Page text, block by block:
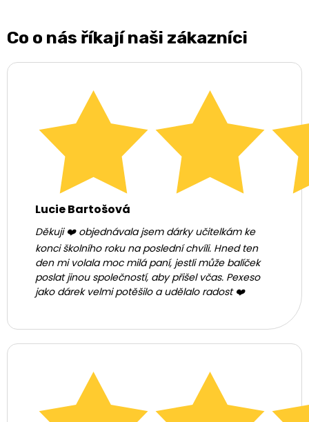
Co o nás říkají naši zákazníci
Lucie Bartošová
Děkuji ❤️ objednávala jsem dárky učitelkám ke
konci školního roku na poslední chvíli. Hned ten
den mi volala moc milá paní, jestli může balíček
poslat jinou společností, aby přišel včas. Pexeso
jako dárek velmi potěšilo a udělalo radost ❤️